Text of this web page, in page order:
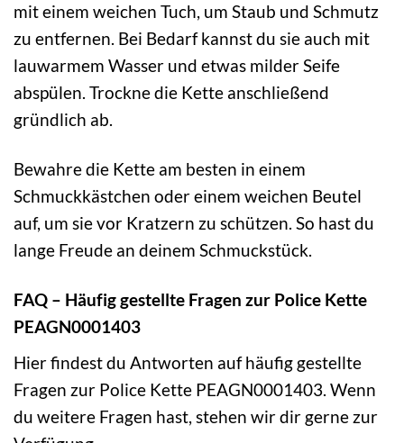
mit einem weichen Tuch, um Staub und Schmutz
zu entfernen. Bei Bedarf kannst du sie auch mit
lauwarmem Wasser und etwas milder Seife
abspülen. Trockne die Kette anschließend
gründlich ab.
Bewahre die Kette am besten in einem
Schmuckkästchen oder einem weichen Beutel
auf, um sie vor Kratzern zu schützen. So hast du
lange Freude an deinem Schmuckstück.
FAQ – Häufig gestellte Fragen zur Police Kette
PEAGN0001403
Hier findest du Antworten auf häufig gestellte
Fragen zur Police Kette PEAGN0001403. Wenn
du weitere Fragen hast, stehen wir dir gerne zur